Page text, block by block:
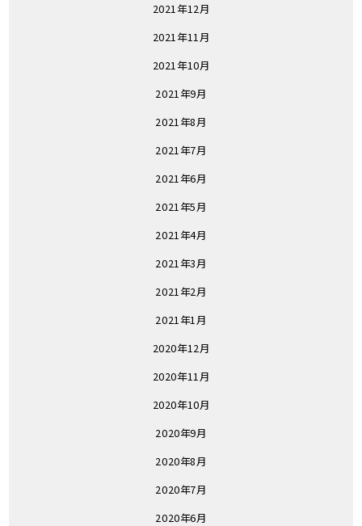
2021年12月
2021年11月
2021年10月
2021年9月
2021年8月
2021年7月
2021年6月
2021年5月
2021年4月
2021年3月
2021年2月
2021年1月
2020年12月
2020年11月
2020年10月
2020年9月
2020年8月
2020年7月
2020年6月